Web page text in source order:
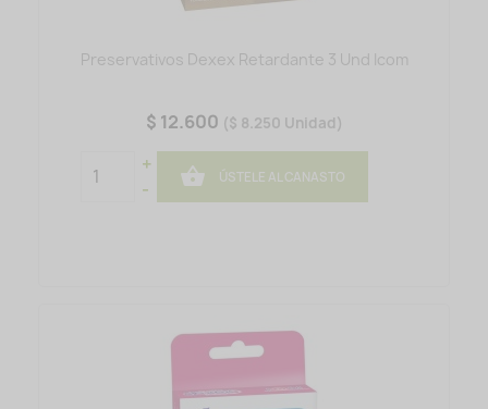
Preservativos Dexex Retardante 3 Und Icom
$ 12.600 ($ 8.250 Unidad)
+
-
 ÚSTELE AL CANASTO